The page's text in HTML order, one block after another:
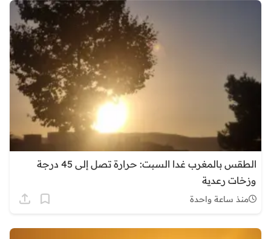
الطقس بالمغرب غدا السبت: حرارة تصل إلى 45 درجة
وزخات رعدية
منذ ساعة واحدة